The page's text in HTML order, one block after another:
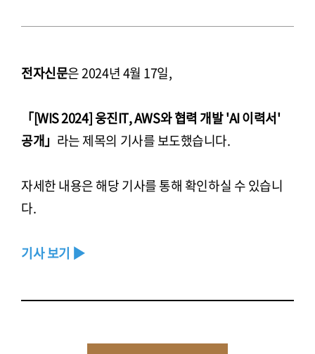
전자신문은 2024년 4월 17일,
「[WIS 2024] 웅진IT, AWS와 협력 개발 'AI 이력서'
공개」 라는 제목의 기사를 보도했습니다.
자세한 내용은 해당 기사를 통해 확인하실 수 있습니
다.
기사 보기 ▶